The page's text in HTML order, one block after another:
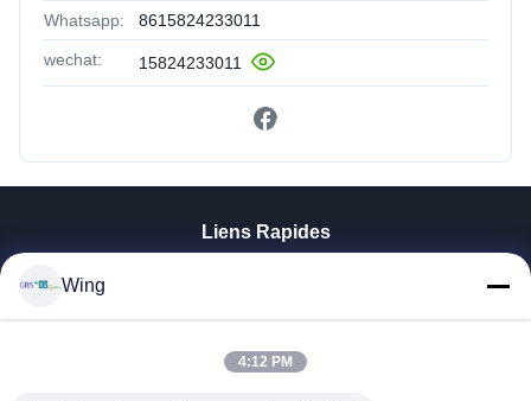
Whatsapp: 8615824233011
wechat: 15824233011
Liens Rapides
Le Spectacle VR
Wing
4:12 PM